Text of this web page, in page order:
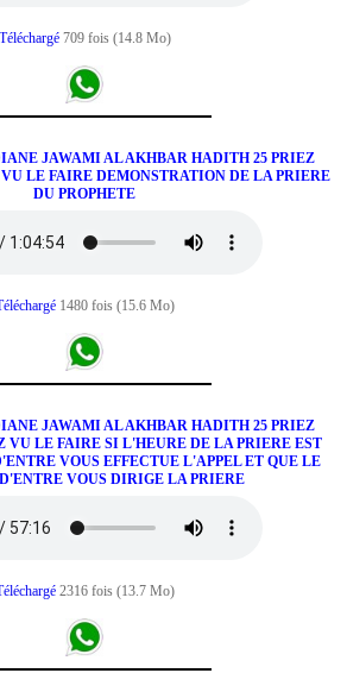
Téléchargé 709 fois (14.8 Mo)
JAWAMI AL AKHBAR HADITH 25 PRIEZ
LE FAIRE DEMONSTRATION DE LA PRIERE
DU PROPHETE
1480 fois (15.6 Mo)
JAWAMI AL AKHBAR HADITH 25 PRIEZ
VU LE FAIRE SI L'HEURE DE LA PRIERE EST
VOUS EFFECTUE L'APPEL ET QUE LE
VOUS DIRIGE LA PRIERE
2316 fois (13.7 Mo)